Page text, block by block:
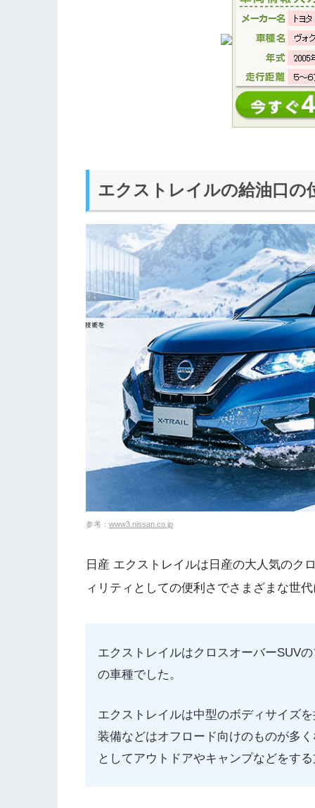
エクストレイルの給油口の
参考： www3.nissan.co.jp
日産 エクストレイルは日産の大人気のク
ィリティとしての便利さでさまざまな世
エクストレイルはクロスオーバーSUV
の車種でした。
エクストレイルは中型のボディサイズ
装備などはオフロード向けのものが多
としてアウトドアやキャンプなどをす